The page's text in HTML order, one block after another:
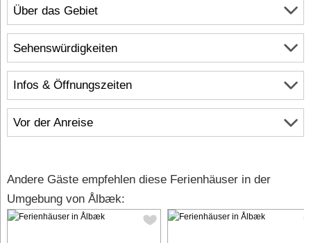
Über das Gebiet
Infos & Öffnungszeiten
Vor der Anreise
Sehenswürdigkeiten
Andere Gäste empfehlen diese Ferienhäuser in der
Umgebung von Ålbæk: